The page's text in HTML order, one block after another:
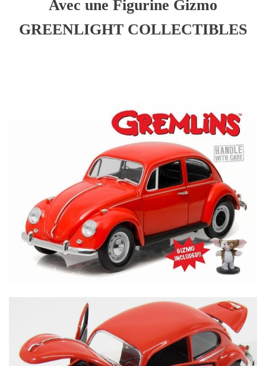
Avec une Figurine Gizmo
GREENLIGHT COLLECTIBLES